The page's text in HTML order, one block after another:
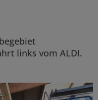
links vom ALDI.